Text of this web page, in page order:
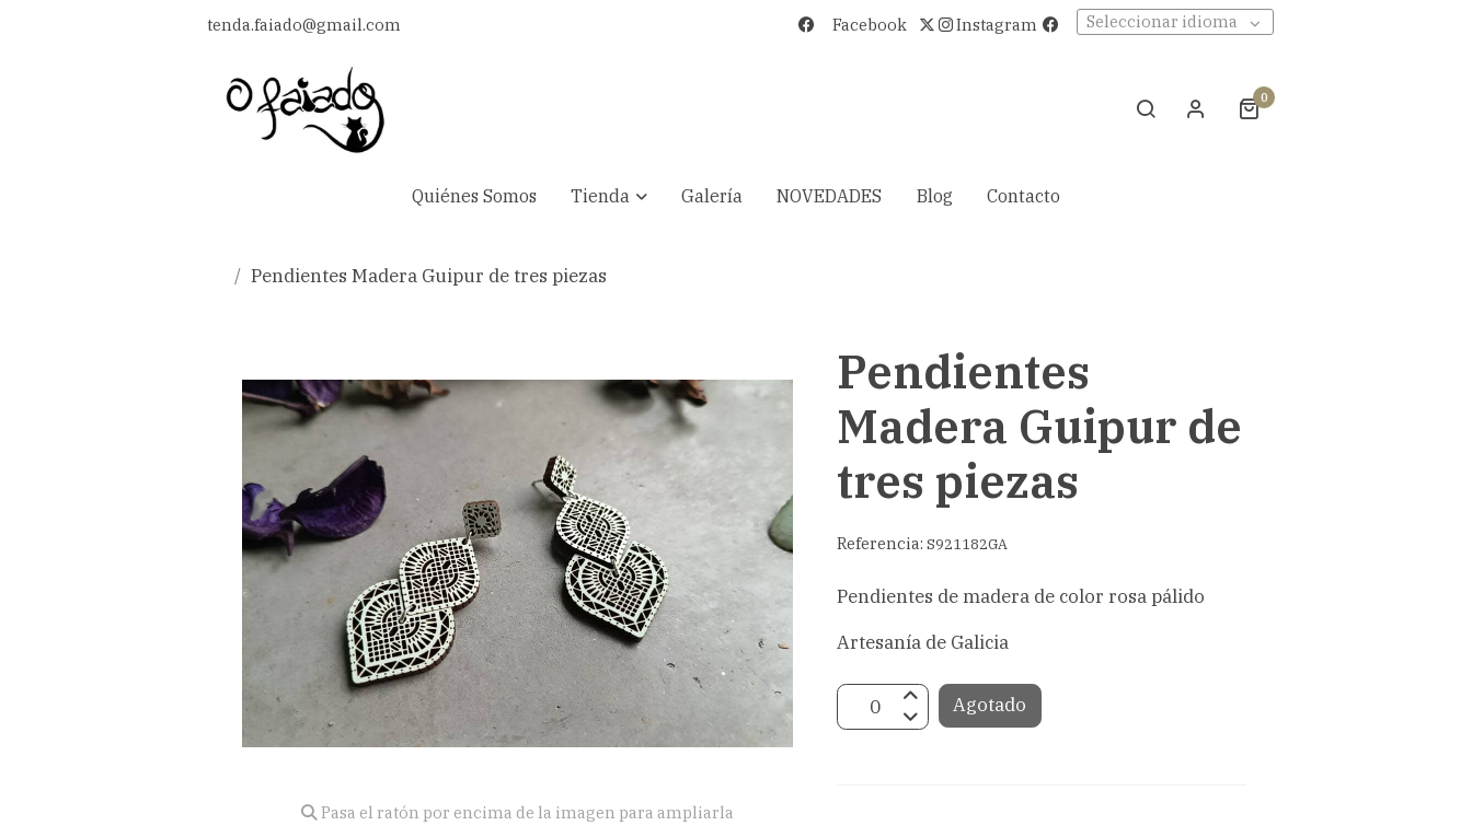
tenda.faiado@gmail.com Facebook Instagram Seleccionar idioma
0
Quiénes Somos Tienda Galería NOVEDADES Blog Contacto
Pendientes Madera Guipur de tres piezas
Pasa el ratón por encima de la imagen para ampliarla
Pendientes
Madera Guipur de
tres piezas
Referencia:S921182GA
Pendientes de madera de color rosa pálido
Artesanía de Galicia
Agotado